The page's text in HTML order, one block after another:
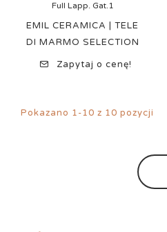
Full Lapp. Gat.1
EMIL CERAMICA | TELE
DI MARMO SELECTION
Zapytaj o cenę!
Pokazano 1-10 z 10 pozycji